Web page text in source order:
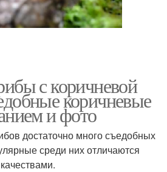
с коричневой
коричневые
и фото
достаточно много съедобных
среди них отличаются